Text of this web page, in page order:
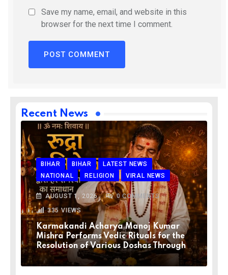
Save my name, email, and website in this
browser for the next time I comment.
Recent News
BIHAR BIHAR
LATEST NEWS
NATIONAL
RELIGION VIRAL NEWS
AUGUST 1, 2026 0COMMENTS
335VIEWS
Karmakandi Acharya Manoj Kumar
Mishra Performs Vedic Rituals for the
Resolution of Various Doshas Through